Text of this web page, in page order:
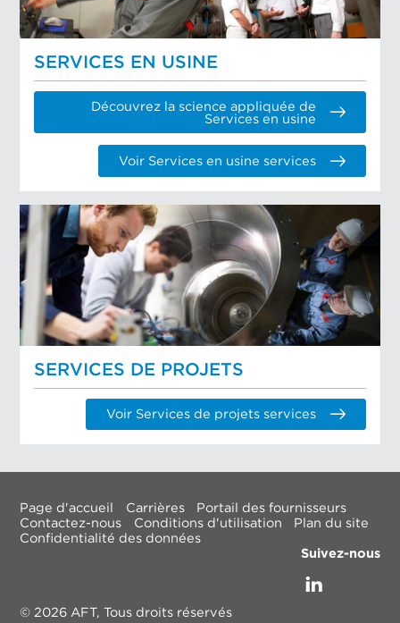
SERVICES EN USINE
Découvrez la science appliquée de
Services en usine
Voir Services en usine services
SERVICES DE PROJETS
Voir Services de projets services
Page d'accueil Carrières
Portail des fournisseurs
Contactez-nous
Conditions d'utilisation
Plan du site
Confidentialité des données
Suivez-nous
© 2026 AFT, Tous droits réservés